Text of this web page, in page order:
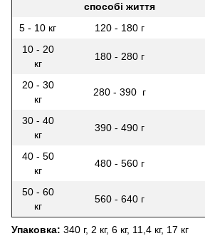
способі життя
5 - 10 кг 120 - 180 г
10 - 20
кг
180 - 280 г
20 - 30
кг
280 - 390 г
30 - 40
кг
390 - 490 г
40 - 50
кг
480 - 560 г
50 - 60
кг
560 - 640 г
Упаковка: 340 г, 2 кг, 6 кг, 11,4 кг, 17 кг